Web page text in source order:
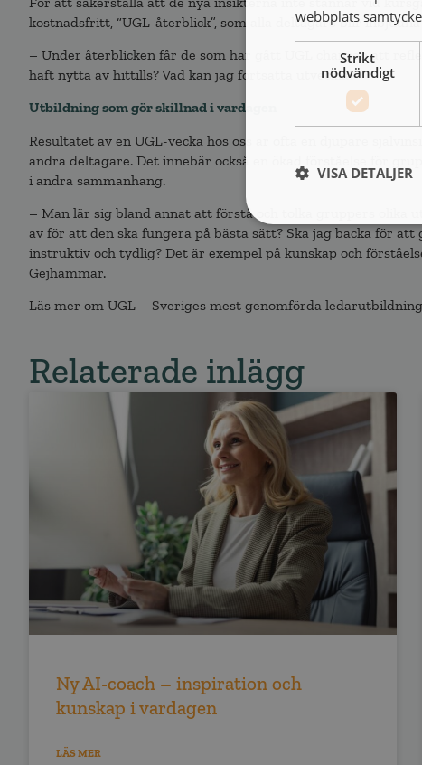
kostnadsfritt, “UGL-återblick”, som alla deltagare blir
– Under återblicken får de som har gått UGL chansen att
haft nytta av hittills? Vad kan jag fortsätta utveckla?
Utbildning som gör skillnad i vardagen
Resultatet av en UGL-vecka hos oss är ofta en djupare
andra deltagare. Det innebär också en ökad förståelse för
i andra sammanhang.
– Man lär sig bland annat att förstå och tolka gruppers olika
av för att den ska fungera på bästa sätt? Ska jag backa för
instruktiv och tydlig? Det är exempel på kunskap och
Gejhammar.
Läs mer om UGL – Sveriges mest genomförda ledarutbildning
Relaterade inlägg
Ny AI-coach – inspiration och
kunskap i vardagen
LÄS MER
webbplats
Strikt
nödvändigt
VISA DETALJER